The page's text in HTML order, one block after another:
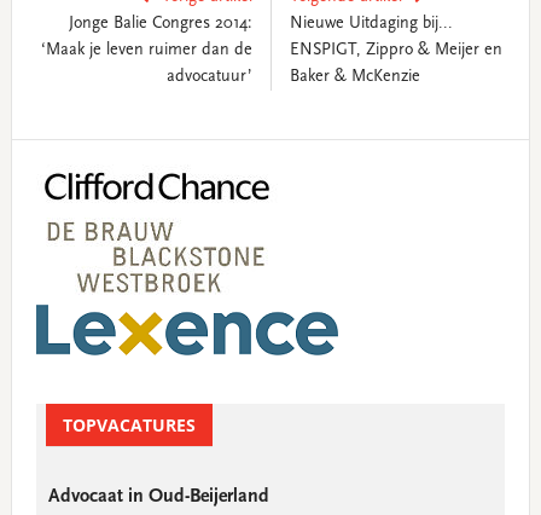
Jonge Balie Congres 2014:
‘Maak je leven ruimer dan de
advocatuur’
Nieuwe Uitdaging bij...
ENSPIGT, Zippro & Meijer en
Baker & McKenzie
Sidebar
TOPVACATURES
Advocaat in Oud-Beijerland